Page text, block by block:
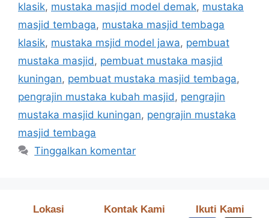
klasik, mustaka masjid model demak, mustaka
masjid tembaga, mustaka masjid tembaga
klasik, mustaka msjid model jawa, pembuat
mustaka masjid, pembuat mustaka masjid
kuningan, pembuat mustaka masjid tembaga,
pengrajin mustaka kubah masjid, pengrajin
mustaka masjid kuningan, pengrajin mustaka
masjid tembaga
Tinggalkan komentar
Lokasi
Kontak Kami
Ikuti Kami